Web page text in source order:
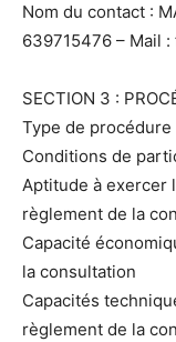
Nom du contact :
639715476 – Mail
SECTION 3 :
Type de
Conditions de
Aptitude à exercer
règlement de la
Capacité
la consultation
Capacités
règlement de la